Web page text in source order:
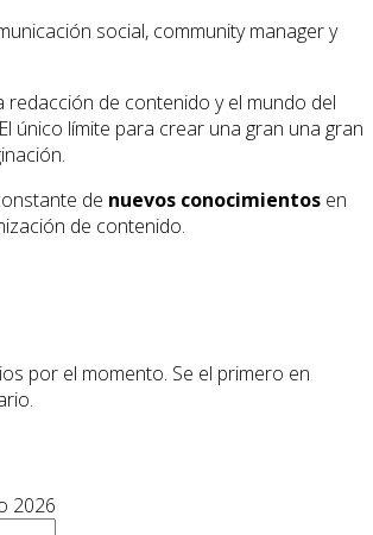
social, community manager y
redacción de contenido y el mundo del
único límite para crear una gran una gran
de nuevos conocimientos en
de contenido.
por el momento. Se el primero en
2026